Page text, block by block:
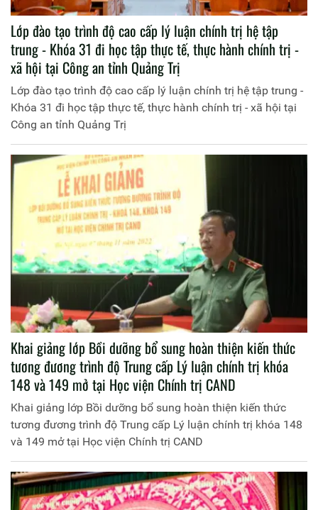
Lớp đào tạo trình độ cao cấp lý luận chính trị hệ tập
trung - Khóa 31 đi học tập thực tế, thực hành chính trị -
xã hội tại Công an tỉnh Quảng Trị
Lớp đào tạo trình độ cao cấp lý luận chính trị hệ tập trung -
Khóa 31 đi học tập thực tế, thực hành chính trị - xã hội tại
Công an tỉnh Quảng Trị
Khai giảng lớp Bồi dưỡng bổ sung hoàn thiện kiến thức
tương đương trình độ Trung cấp Lý luận chính trị khóa
148 và 149 mở tại Học viện Chính trị CAND
Khai giảng lớp Bồi dưỡng bổ sung hoàn thiện kiến thức
tương đương trình độ Trung cấp Lý luận chính trị khóa 148
và 149 mở tại Học viện Chính trị CAND